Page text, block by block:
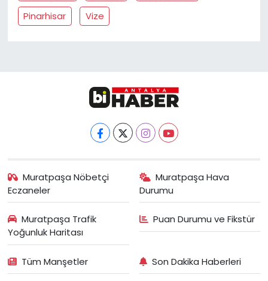
Pinarhisar
Vize
Muratpaşa Nöbetçi
Eczaneler
Muratpaşa Hava
Durumu
Muratpaşa Trafik
Yoğunluk Haritası
Puan Durumu ve Fikstür
Tüm Manşetler Son Dakika Haberleri